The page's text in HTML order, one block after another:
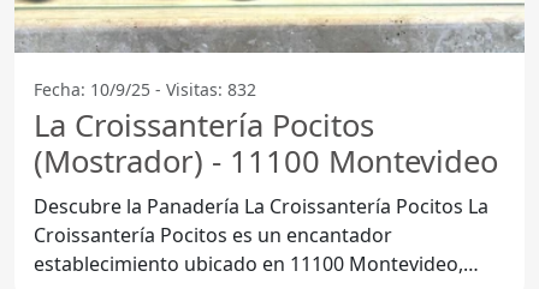
Fecha: 10/9/25 - Visitas: 832
La Croissantería Pocitos
(Mostrador) - 11100 Montevideo
Descubre la Panadería La Croissantería Pocitos La
Croissantería Pocitos es un encantador
establecimiento ubicado en 11100 Montevideo,